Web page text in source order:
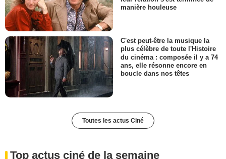
manière houleuse
C'est peut-être la musique la
plus célèbre de toute l'Histoire
du cinéma : composée il y a 74
ans, elle résonne encore en
boucle dans nos têtes
Toutes les actus Ciné
Top actus ciné de la semaine